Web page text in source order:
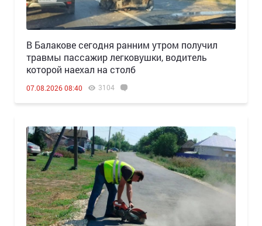
В Балакове сегодня ранним утром получил
травмы пассажир легковушки, водитель
которой наехал на столб
07.08.2026 08:40 3104